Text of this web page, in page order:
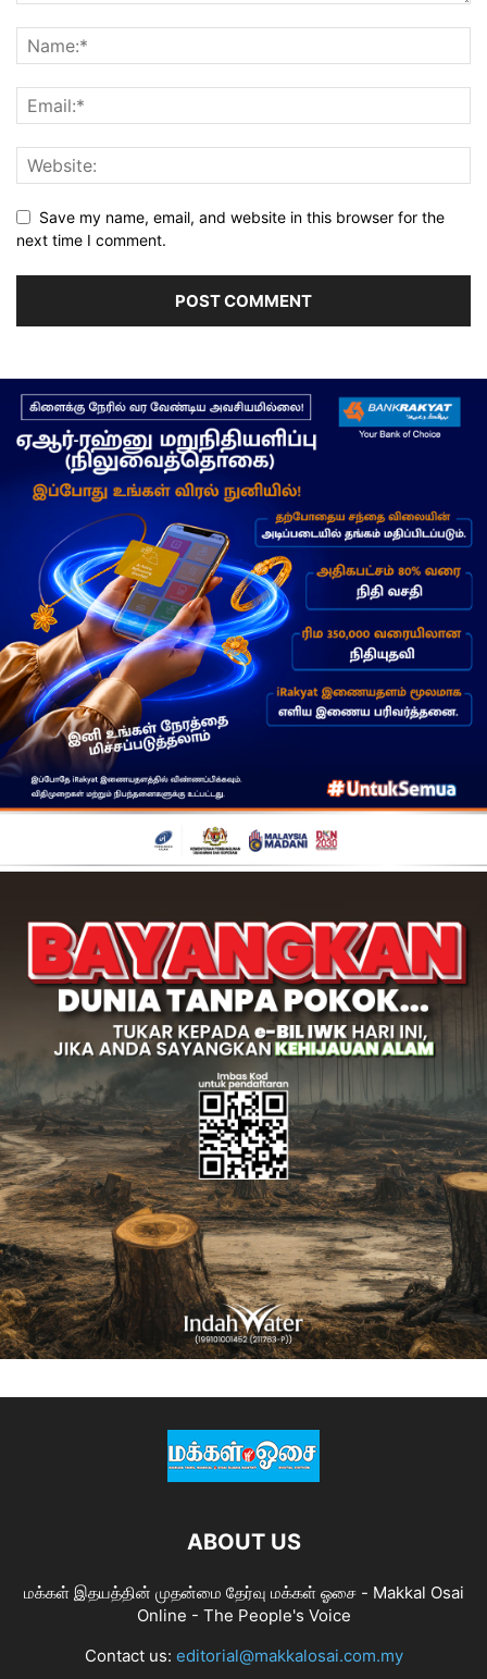
Save my name, email, and website in this browser for the
next time I comment.
ABOUT US
மக்கள் இதயத்தின் முதன்மை தேர்வு மக்கள் ஓசை - Makkal Osai
Online - The People's Voice
Contact us: editorial@makkalosai.com.my